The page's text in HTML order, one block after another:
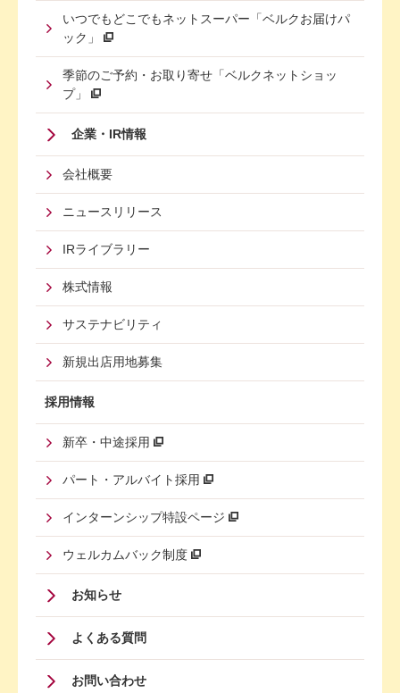
いつでもどこでもネットスーパー「ベルクお届けパ
ック」
季節のご予約・お取り寄せ「ベルクネットショッ
プ」
Footer
Menu
Third
企業・IR情報
会社概要
ニュースリリース
IRライブラリー
株式情報
サステナビリティ
新規出店用地募集
採用情報
新卒・中途採用
パート・アルバイト採用
インターンシップ特設ページ
ウェルカムバック制度
Footer
Menu
Four
お知らせ
よくある質問
お問い合わせ